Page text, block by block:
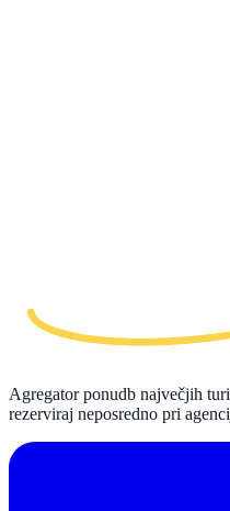
Agregator ponudb največjih
rezerviraj neposredno pri